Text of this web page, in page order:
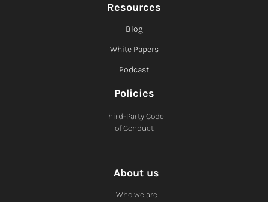
Resources
Blog
White Papers
Podcast
Policies
Third-Party Code
of Conduct
About us
Who we are